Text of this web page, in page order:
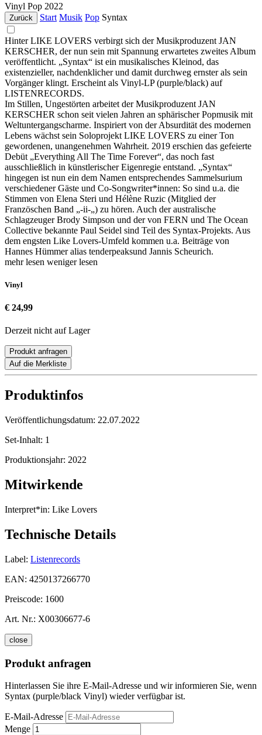
Vinyl Pop 2022
Zurück Start Musik Pop Syntax
Hinter LIKE LOVERS verbirgt sich der Musikproduzent JAN
KERSCHER, der nun sein mit Spannung erwartetes zweites Album
veröffentlicht. „Syntax“ ist ein musikalisches Kleinod, das
existenzieller, nachdenklicher und damit durchweg ernster als sein
Vorgänger klingt. Erscheint als Vinyl-LP (purple/black) auf
LISTENRECORDS.
Im Stillen, Ungestörten arbeitet der Musikproduzent JAN
KERSCHER schon seit vielen Jahren an sphärischer Popmusik mit
Weltuntergangscharme. Inspiriert von der Absurdität des modernen
Lebens wächst sein Soloprojekt LIKE LOVERS zu einer Ton
gewordenen, unangenehmen Wahrheit. 2019 erschien das gefeierte
Debüt „Everything All The Time Forever“, das noch fast
ausschließlich in künstlerischer Eigenregie entstand. „Syntax“
hingegen ist nun ein dem Namen entsprechendes Sammelsurium
verschiedener Gäste und Co-Songwriter*innen: So sind u.a. die
Stimmen von Elena Steri und Hélène Ruzic (Mitglied der
Französchen Band „-ii-„) zu hören. Auch der australische
Schlagzeuger Brody Simpson und der von FERN und The Ocean
Collective bekannte Paul Seidel sind Teil des Syntax-Projekts. Aus
dem engsten Like Lovers-Umfeld kommen u.a. Beiträge von
Hannes Hümmer alias tenderpeaksund Jannis Scheurich.
mehr lesen weniger lesen
Vinyl
€ 24,99
Derzeit nicht auf Lager
Produkt anfragen
Auf die Merkliste
Produktinfos
Veröffentlichungsdatum: 22.07.2022
Set-Inhalt: 1
Produktionsjahr: 2022
Mitwirkende
Interpret*in: Like Lovers
Technische Details
Label: Listenrecords
EAN: 4250137266770
Preiscode: 1600
Art. Nr.: X00306677-6
close
Produkt anfragen
Hinterlassen Sie ihre E-Mail-Adresse und wir informieren Sie, wenn
Syntax (purple/black Vinyl) wieder verfügbar ist.
E-Mail-Adresse
Menge